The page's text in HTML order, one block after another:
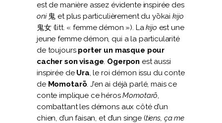
est de manière assez évidente inspirée des
oni鬼 et plus particulièrement du yōkaikijo
鬼女 (litt. « femme démon »). Lakijo est une
jeune femme démon, qui a la particularité
de toujours porter un masque pour
cacher son visage. Ogerpon est aussi
inspirée de Ura, le roi démon issu du conte
de Momotarō. J’en ai déjà parlé, mais ce
conte implique ce hérosMomotarō,
combattant les démons aux côté d’un
chien, d’un faisan, et d’un singe (tiens, ça me